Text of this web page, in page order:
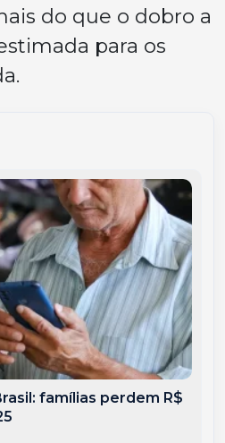
do que o dobro a
para os
famílias perdem R$